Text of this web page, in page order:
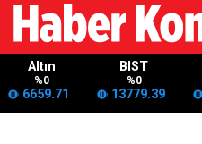
Altın
%0
6659.71
BIST
%0
13779.39